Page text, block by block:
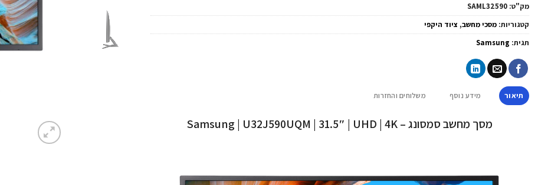
מק"ט: SAML32590
קטגוריות: מסכי מחשב, ציוד היקפי
תגית: Samsung
תיאור מידע נוסף משלוחים והחזרות
מסך מחשב סמסונג – Samsung | U32J590UQM | 31.5″ | UHD | 4K